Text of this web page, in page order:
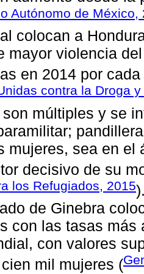
Autónomo de México,
colocan a
mayor violencia
en 2014 por
contra la Droga
múltiples y se
mujeres, sea en el
decisivo de su
los Refugiados, 2015
de Ginebra
con las tasas
con valores
mil mujeres (